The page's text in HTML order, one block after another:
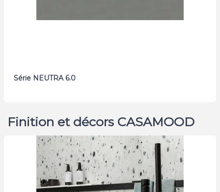
Série NEUTRA 6.0
Finition et décors CASAMOOD